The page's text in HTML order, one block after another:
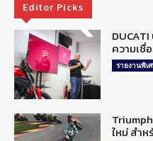
Editor Picks
ความเชื่
รายงานพิเ
ใหม่ สำ